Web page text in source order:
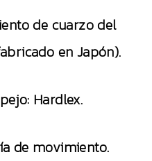
de cuarzo del
en Japón).
Hardlex.
de movimiento.